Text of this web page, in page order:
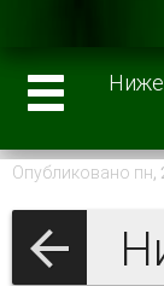
Опубликовано пн,